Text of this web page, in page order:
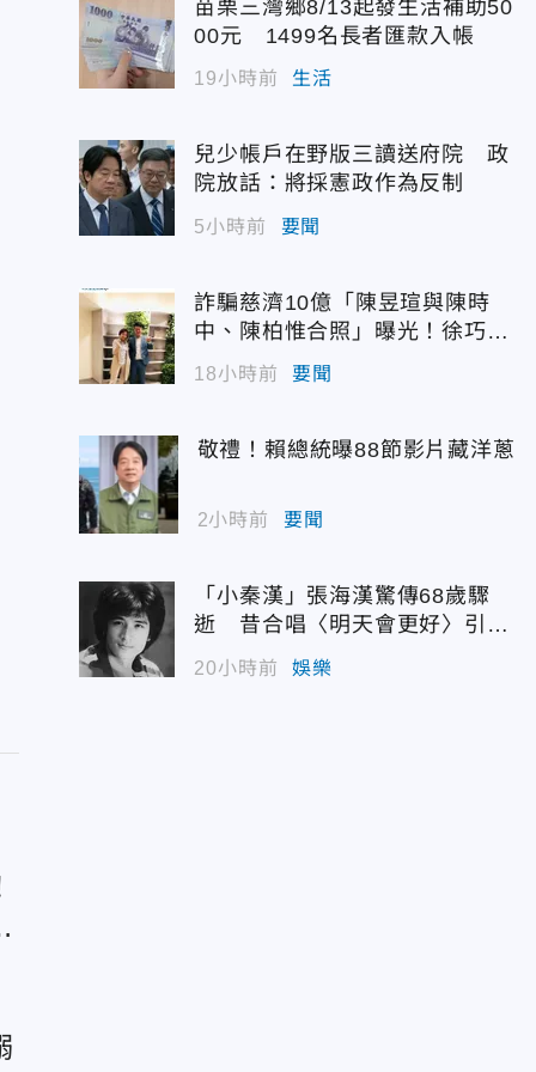
苗栗三灣鄉8/13起發生活補助50
00元 1499名長者匯款入帳
19小時前 生活
兒少帳戶在野版三讀送府院 政
院放話：將採憲政作為反制
5小時前 要聞
詐騙慈濟10億「陳昱瑄與陳時
中、陳柏惟合照」曝光！徐巧芯
震撼出手
18小時前 要聞
敬禮！賴總統曝88節影片藏洋蔥
2小時前 要聞
「小秦漢」張海漢驚傳68歲驟
逝 昔合唱〈明天會更好〉引追
20小時前 娛樂